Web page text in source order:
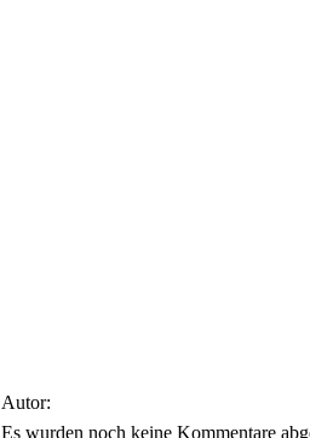
Autor:
Es wurden noch keine Kommentare